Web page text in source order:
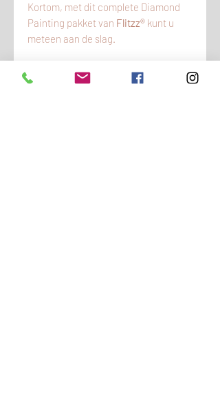
Kortom, met dit complete Diamond
Painting pakket van Flitzz® kunt u
meteen aan de slag.